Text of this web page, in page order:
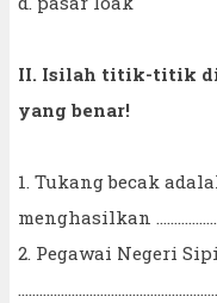
II. Isilah titik-titik di
yang benar!
1. Tukang becak
menghasilkan
2. Pegawai Negeri